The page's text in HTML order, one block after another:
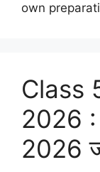
own
Class
2026 :
2026